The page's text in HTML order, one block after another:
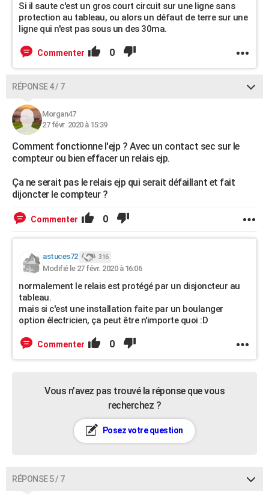
Si il saute c'est un gros court circuit sur une ligne sans
protection au tableau, ou alors un défaut de terre sur une
ligne qui n'est pas sous un des 30ma.
Commenter 0
RÉPONSE 4 / 7
Morgan47
27 févr. 2020 à 15:39
Comment fonctionne l'ejp ? Avec un contact sec sur le
compteur ou bien effacer un relais ejp.
Ça ne serait pas le relais ejp qui serait défaillant et fait
dijoncter le compteur ?
Commenter 0
astuces72 316
Modifié le 27 févr. 2020 à 16:06
normalement le relais est protégé par un disjoncteur au
tableau.
mais si c'est une installation faite par un boulanger
option électricien, ça peut être n'importe quoi :D
Commenter 0
Vous n’avez pas trouvé la réponse que vous
recherchez ?
Posez votre question
RÉPONSE 5 / 7